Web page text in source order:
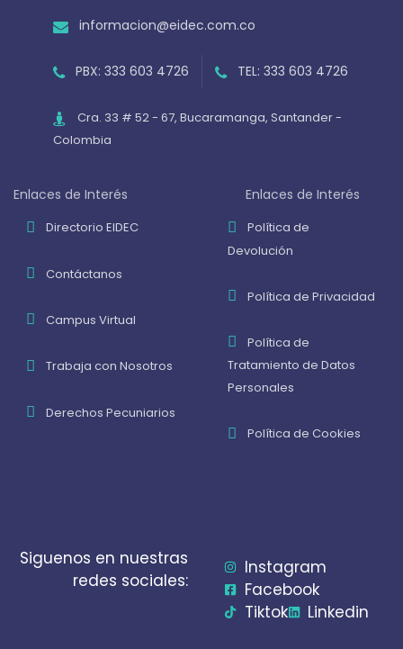
informacion@eidec.com.co
PBX: 333 603 4726 TEL: 333 603 4726
Cra. 33 # 52 - 67, Bucaramanga, Santander -
Colombia
Enlaces de Interés
Directorio EIDEC
Contáctanos
Campus Virtual
Trabaja con Nosotros
Derechos Pecuniarios
Enlaces de Interés
Política de
Devolución
Política de Privacidad
Política de
Tratamiento de Datos
Personales
Política de Cookies
Siguenos en nuestras
redes sociales:
Instagram
Facebook
Tiktok
Linkedin